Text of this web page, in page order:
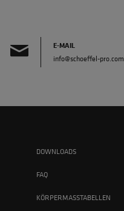
E-MAIL
info@schoeffel-pro.com
DOWNLOADS
FAQ
KÖRPERMASSTABELLEN